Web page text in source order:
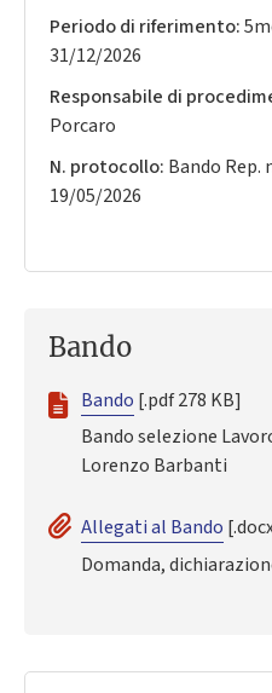
Periodo di riferimento:
31/12/2026
Responsabile di
Porcaro
N. protocollo: Bando Rep.
19/05/2026
Bando
Bando [.pdf 278 KB]
Bando selezione
Lorenzo Barbanti
Allegati al Bando
Domanda,